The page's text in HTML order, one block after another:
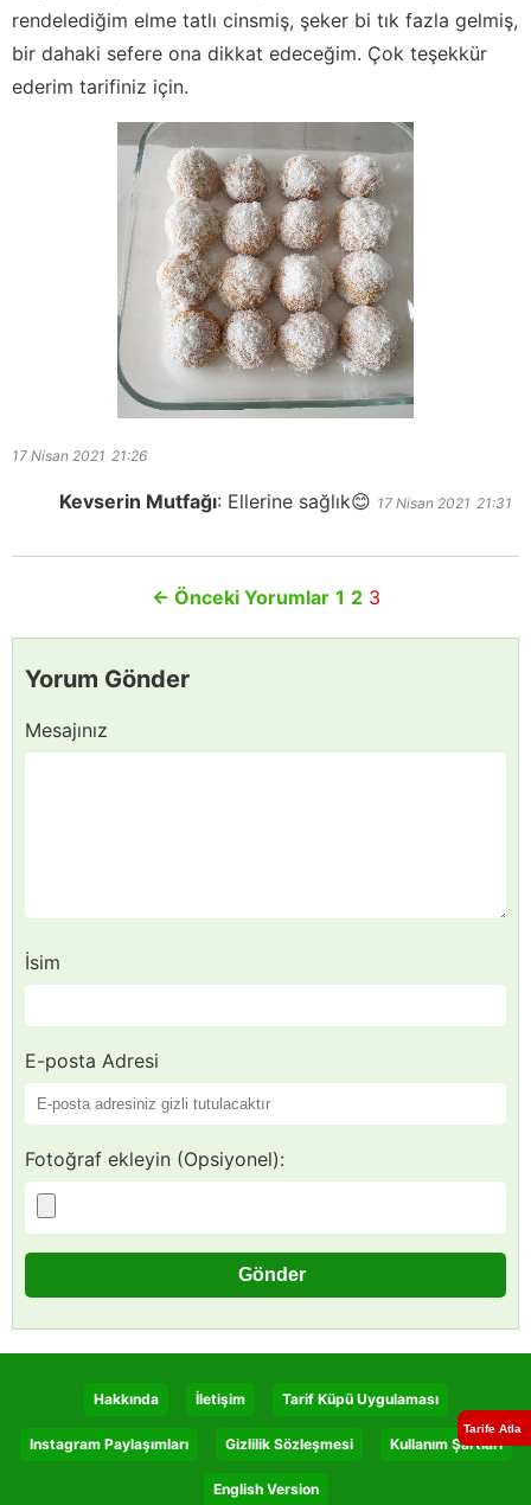
rendelediğim elme tatlı cinsmiş, şeker bi tık fazla gelmiş,
bir dahaki sefere ona dikkat edeceğim. Çok teşekkür
ederim tarifiniz için.
17 Nisan 2021 21:26
Kevserin Mutfağı: Ellerine sağlık😊 17 Nisan 2021 21:31
← Önceki Yorumlar 1 2 3
Yorum Gönder
Mesajınız
İsim
E-posta Adresi
Fotoğraf ekleyin (Opsiyonel):
Tarife Atla
Hakkında İletişim Tarif Küpü Uygulaması
Instagram Paylaşımları Gizlilik Sözleşmesi Kullanım Şartları
English Version